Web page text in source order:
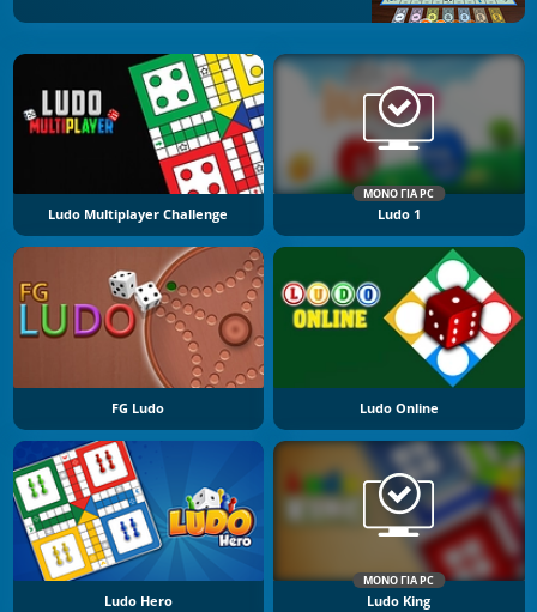
Ludo Multiplayer Challenge
ΜΌΝΟ ΓΙΑ PC
Ludo 1
FG Ludo Ludo Online
Ludo Hero
ΜΌΝΟ ΓΙΑ PC
Ludo King